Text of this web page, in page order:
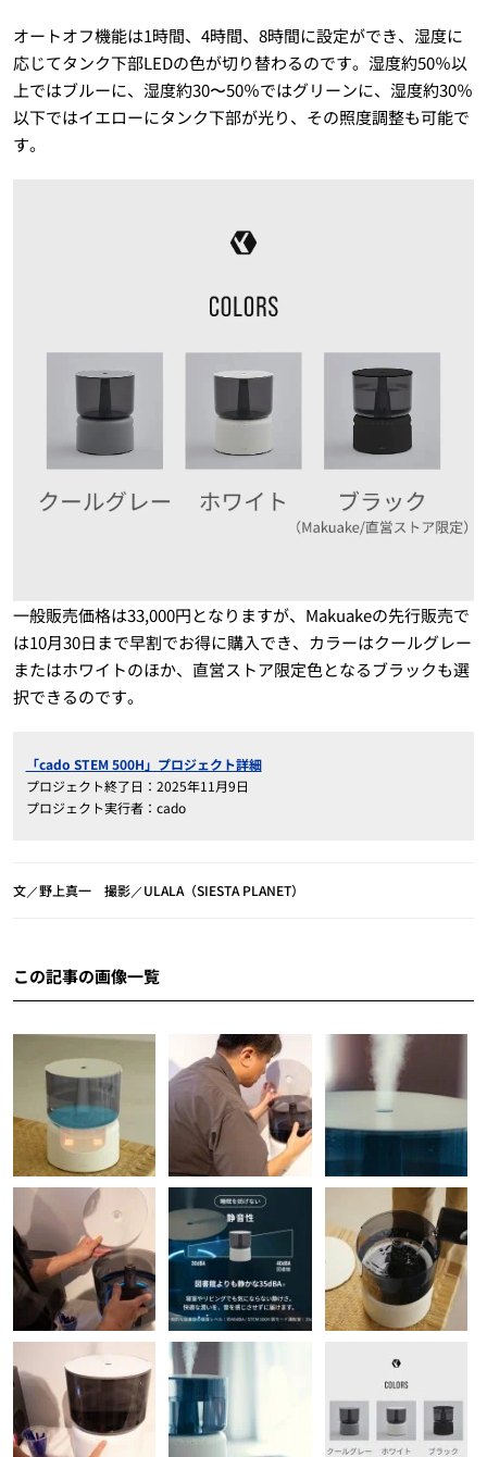
オートオフ機能は1時間、4時間、8時間に設定ができ、湿度に
応じてタンク下部LEDの色が切り替わるのです。湿度約50％以
上ではブルーに、湿度約30〜50％ではグリーンに、湿度約30％
以下ではイエローにタンク下部が光り、その照度調整も可能で
す。
一般販売価格は33,000円となりますが、Makuakeの先行販売で
は10月30日まで早割でお得に購入でき、カラーはクールグレー
またはホワイトのほか、直営ストア限定色となるブラックも選
択できるのです。
「cado STEM 500H」プロジェクト詳細
プロジェクト終了日：2025年11月9日
プロジェクト実行者：cado
文／野上真一 撮影／ULALA（SIESTA PLANET）
この記事の画像一覧